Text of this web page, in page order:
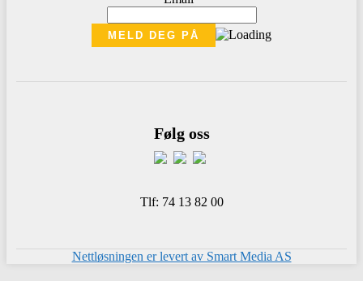
Følg oss
Tlf: 74 13 82 00
Nettløsningen er levert av Smart Media AS